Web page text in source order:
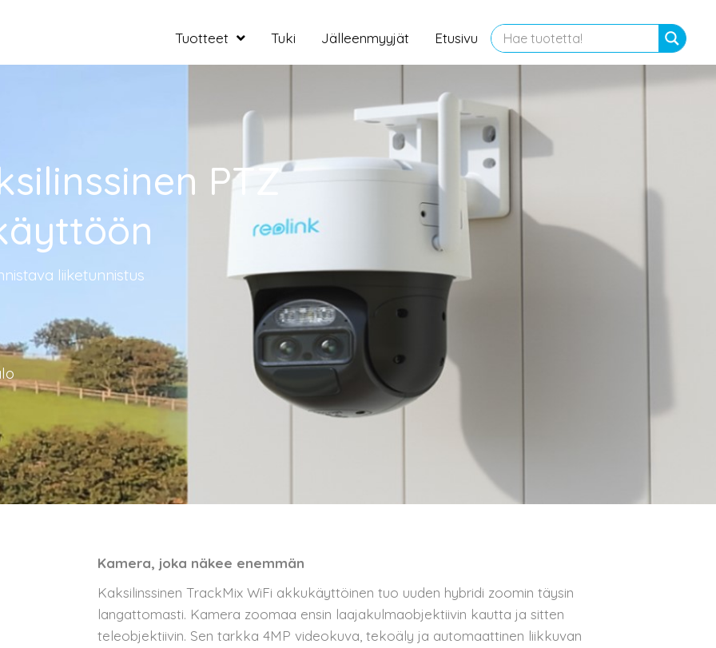
Tuotteet Tuki Jälleenmyyjät Etusivu
PTZ
liiketunnistus
Kamera, joka näkee enemmän
Kaksilinssinen TrackMix WiFi akkukäyttöinen tuo uuden hybridi zoomin täysin
langattomasti. Kamera zoomaa ensin laajakulmaobjektiivin kautta ja sitten
teleobjektiivin. Sen tarkka 4MP videokuva, tekoäly ja automaattinen liikkuvan